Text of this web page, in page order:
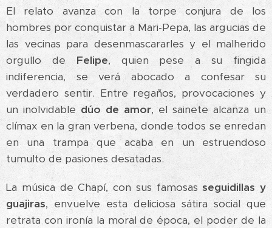
El relato avanza con la torpe conjura de los
hombres por conquistar a Mari-Pepa, las argucias de
las vecinas para desenmascararles y el malherido
orgullo deFelipe, quien pese a su fingida
indiferencia, se verá abocado a confesar su
verdadero sentir. Entre regaños, provocaciones y
un inolvidable dúo de amor, el sainete alcanza un
clímax en la gran verbena, donde todos se enredan
en una trampa que acaba en un estruendoso
tumulto de pasiones desatadas.
La música de Chapí, con sus famosasseguidillas y
guajiras, envuelve esta deliciosa sátira social que
retrata con ironía la moral de época, el poder de la